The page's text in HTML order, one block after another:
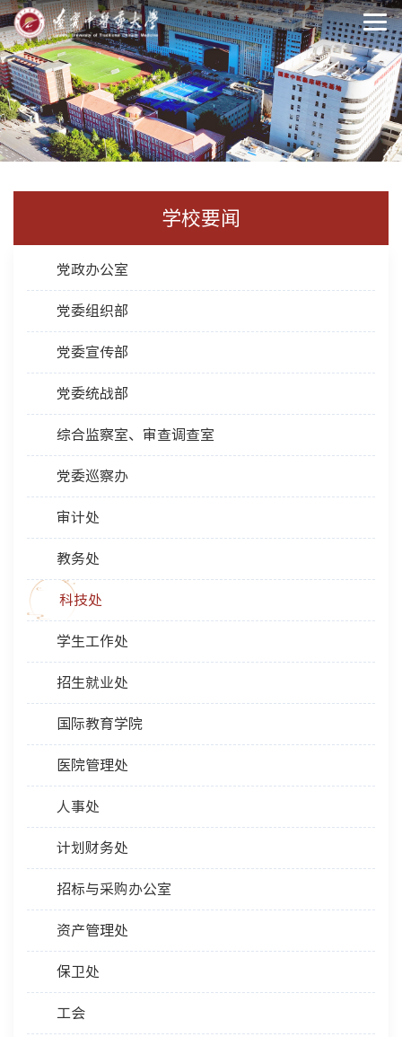
学校要闻
党政办公室
党委组织部
党委宣传部
党委统战部
综合监察室、审查调查室
党委巡察办
审计处
教务处
科技处
学生工作处
招生就业处
国际教育学院
医院管理处
人事处
计划财务处
招标与采购办公室
资产管理处
保卫处
工会